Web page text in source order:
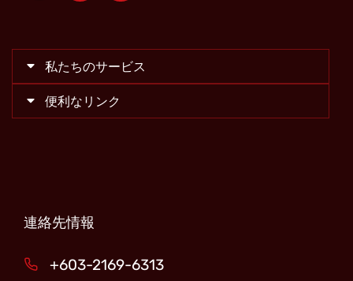
私たちのサービス
便利なリンク
連絡先情報
+603-2169-6313